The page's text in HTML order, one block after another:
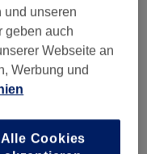
14:00–18:00
und unseren
geben auch
Webseite an
Werbung und
Alle Cookies